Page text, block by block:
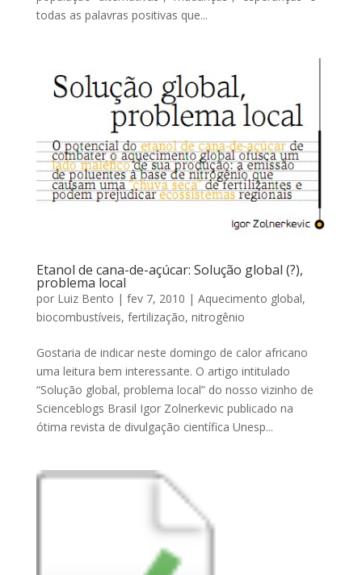
todas as palavras positivas que...
Etanol de cana-de-açúcar: Solução global (?),
problema local
por Luiz Bento | fev 7, 2010 | Aquecimento global,
biocombustíveis, fertilização, nitrogênio
Gostaria de indicar neste domingo de calor africano
uma leitura bem interessante. O artigo intitulado
“Solução global, problema local” do nosso vizinho de
Scienceblogs Brasil Igor Zolnerkevic publicado na
ótima revista de divulgação científica Unesp...